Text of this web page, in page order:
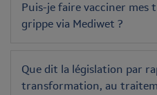
Puis-je faire vacciner mes
grippe via Mediwet ?
Que dit la législation par
transformation, au